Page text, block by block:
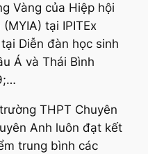
Vàng của Hiệp hội
tại IPITEx
Diễn đàn học sinh
Á và Thái Bình
THPT Chuyên
Anh luôn đạt kết
trung bình các